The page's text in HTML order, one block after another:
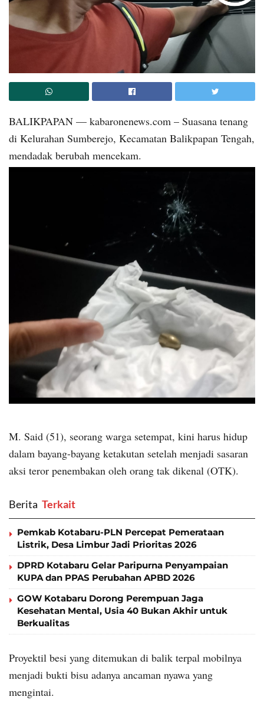
BALIKPAPAN — kabaronenews.com – Suasana tenang
di Kelurahan Sumberejo, Kecamatan Balikpapan Tengah,
mendadak berubah mencekam.
M. Said (51), seorang warga setempat, kini harus hidup
dalam bayang-bayang ketakutan setelah menjadi sasaran
aksi teror penembakan oleh orang tak dikenal (OTK).
Berita ‎ Terkait
Pemkab Kotabaru-PLN Percepat Pemerataan
Listrik, Desa Limbur Jadi Prioritas 2026
DPRD Kotabaru Gelar Paripurna Penyampaian
KUPA dan PPAS Perubahan APBD 2026
GOW Kotabaru Dorong Perempuan Jaga
Kesehatan Mental, Usia 40 Bukan Akhir untuk
Berkualitas
Proyektil besi yang ditemukan di balik terpal mobilnya
menjadi bukti bisu adanya ancaman nyawa yang
mengintai.